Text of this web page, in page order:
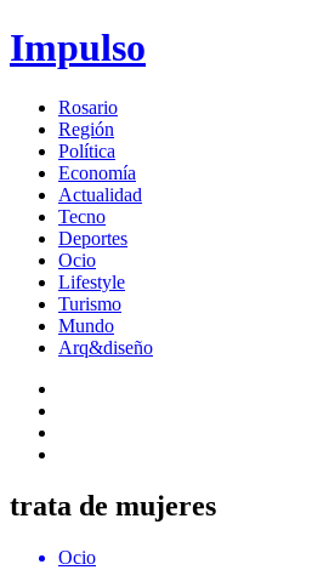
Impulso
Rosario
Región
Política
Economía
Actualidad
Tecno
Deportes
Ocio
Lifestyle
Turismo
Mundo
Arq&diseño
trata de mujeres
Ocio